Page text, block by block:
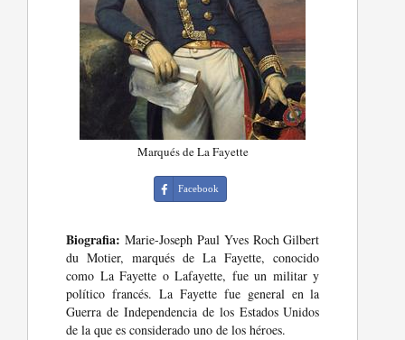
Marqués de La Fayette
Facebook
Biografia: Marie-Joseph Paul Yves Roch Gilbert
du Motier, marqués de La Fayette, conocido
como La Fayette o Lafayette, fue un militar y
político francés. La Fayette fue general en la
Guerra de Independencia de los Estados Unidos
de la que es considerado uno de los héroes.